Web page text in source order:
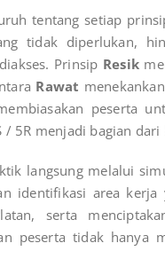
tentang setiap
tidak diperlukan,
Prinsip Resik
Rawat
peserta
5R menjadi bagian dari
langsung melalui
identifikasi area
serta
peserta tidak hanya